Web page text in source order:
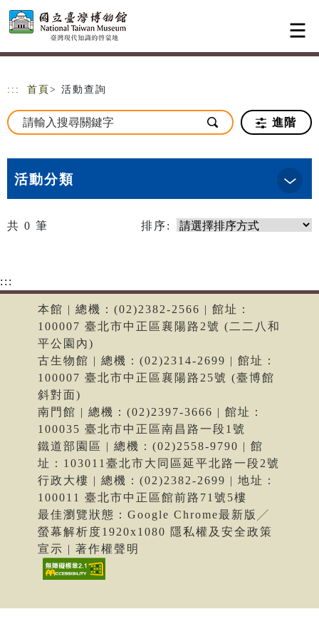
跳到主要內容
網站導覽
::: 首頁 > 活動查詢
進階
活動分類
共 0 筆 排序:
:::
本館 | 總機：(02)2382-2566 | 館址：
100007 臺北市中正區襄陽路2號 (二二八和
平公園內)
古生物館 | 總機：(02)2314-2699 | 館址：
100007 臺北市中正區襄陽路25號 (臺博館
斜對面)
南門館 | 總機：(02)2397-3666 | 館址：
100035 臺北市中正區南昌路一段1號
鐵道部園區 | 總機：(02)2558-9790 | 館
址：103011臺北市大同區延平北路一段2號
行政大樓 | 總機：(02)2382-2699 | 地址：
100011 臺北市中正區館前路71號5樓
最佳瀏覽狀態：Google Chrome最新版╱
螢幕解析度1920x1080 隱私權及安全政策
宣示 | 著作權聲明